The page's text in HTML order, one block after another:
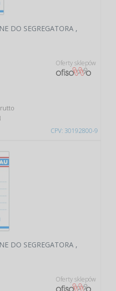
CPV: 30192800-9
DO SEGREGATORA ,
Oferty sklepów
DO SEGREGATORA ,
Oferty sklepów